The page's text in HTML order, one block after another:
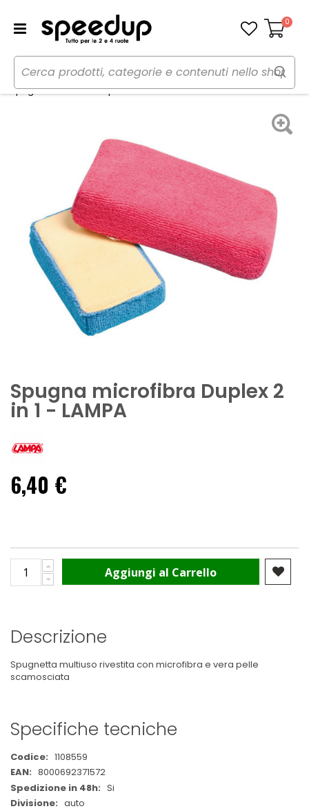
Carrello
0
Home Auto Cura dell'auto
Panni, pelli e spugne
Spugna microfibra Duplex 2 in 1 - LAMPA
Spugna microfibra Duplex 2
in 1 - LAMPA
6,40 €
Aggiungi al Carrello
Descrizione
Spugnetta multiuso rivestita con microfibra e vera pelle
scamosciata
Specifiche tecniche
Maggiori
Informazioni
1108559
8000692371572
Si
auto